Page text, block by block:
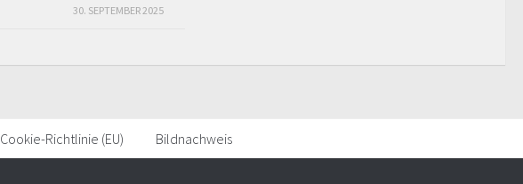
30. SEPTEMBER 2025
Cookie-Richtlinie (EU) Bildnachweis